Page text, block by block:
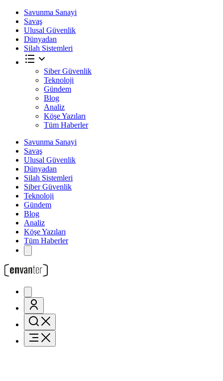
Savunma Sanayi
Savaş
Ulusal Güvenlik
Dünyadan
Silah Sistemleri
Siber Güvenlik
Teknoloji
Gündem
Blog
Analiz
Köşe Yazıları
Tüm Haberler
Savunma Sanayi
Savaş
Ulusal Güvenlik
Dünyadan
Silah Sistemleri
Siber Güvenlik
Teknoloji
Gündem
Blog
Analiz
Köşe Yazıları
Tüm Haberler